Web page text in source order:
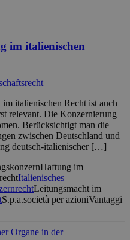
im italienischen
italienischen Recht ist auch
relevant. Die Konzernierung
Berücksichtigt man die
zwischen Deutschland und
deutsch-italienischer […]
Haftung im
Italienisches
Leitungsmacht im
S.p.a.società per azioniVantaggi